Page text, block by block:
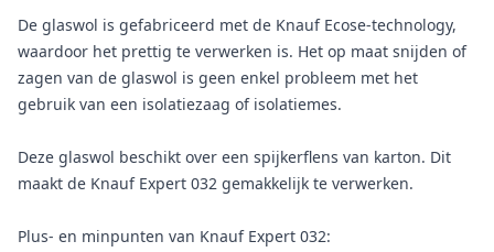
De glaswol is gefabriceerd met de Knauf Ecose-technology,
waardoor het prettig te verwerken is. Het op maat snijden of
zagen van de glaswol is geen enkel probleem met het
gebruik van een isolatiezaag of isolatiemes.
Deze glaswol beschikt over een spijkerflens van karton. Dit
maakt de Knauf Expert 032 gemakkelijk te verwerken.
Plus- en minpunten van Knauf Expert 032: